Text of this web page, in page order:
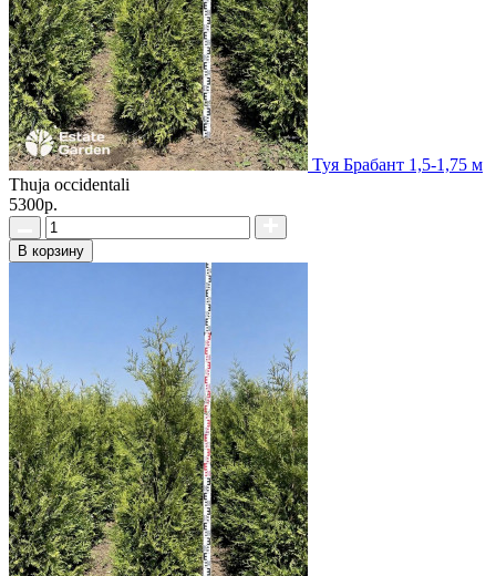
Туя Брабант 1,5-1,75 м
Thuja occidentali
5300р.
В корзину